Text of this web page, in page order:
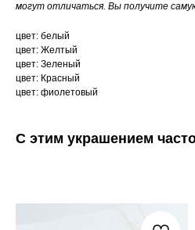
могут отличаться. Вы получите
цвет: белый
цвет: Желтый
цвет: Зеленый
цвет: Красный
цвет: фиолетовый
С этим украшением